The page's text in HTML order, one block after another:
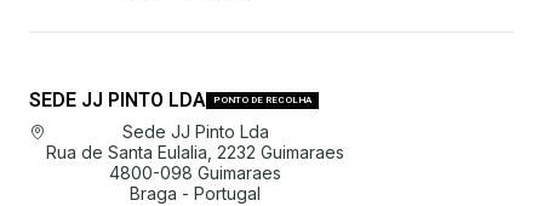
SEDE JJ PINTO LDA PONTO DE RECOLHA
Sede JJ Pinto Lda
Rua de Santa Eulalia, 2232 Guimaraes
4800-098 Guimaraes
Braga - Portugal